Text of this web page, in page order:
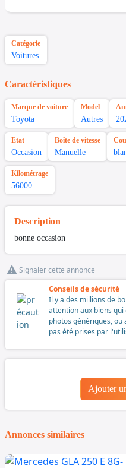
Catégorie
Voitures
Caractéristiques
Marque de voiture
Toyota
Model
Autres
Etat
Occasion
Boîte de vitesse
Manuelle
Kilométrage
56000
Description
bonne occasion
Signaler cette annonce
Conseils de sécurité
Il y a des millions de
attention aux biens
photos génériques,
pas été prises par
Ajouter
Annonces similaires